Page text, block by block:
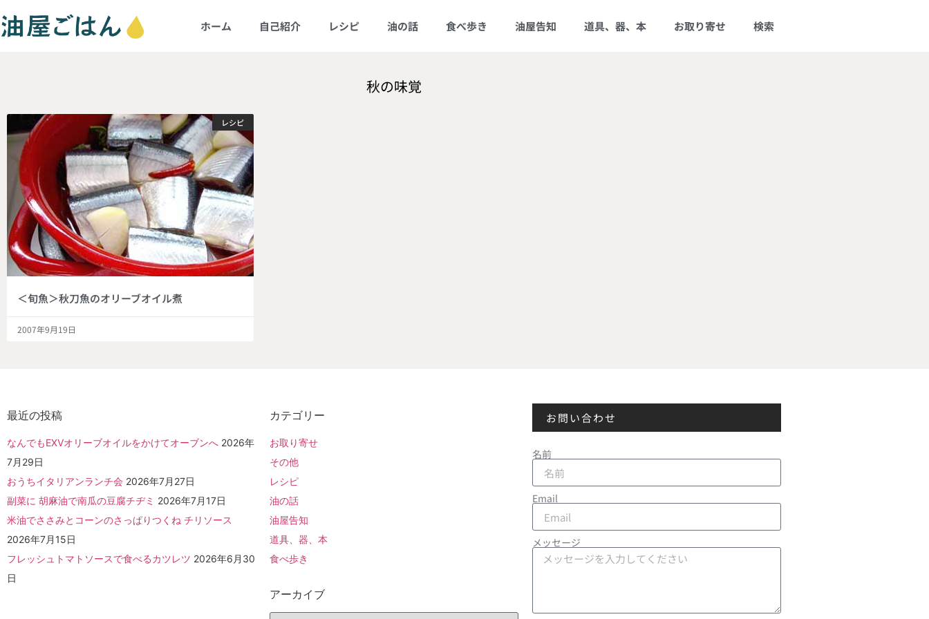
ホーム 自己紹介 レシピ 油の話 食べ歩き 油屋告知 道具、器、本 お取り寄せ 検索
秋の味覚
レシピ
＜旬魚＞秋刀魚のオリーブオイル煮
2007年9月19日
最近の投稿
なんでもEXVオリーブオイルをかけてオーブンへ 2026年
7月29日
おうちイタリアンランチ会 2026年7月27日
副菜に 胡麻油で南瓜の豆腐チヂミ 2026年7月17日
米油でささみとコーンのさっぱりつくね チリソース
2026年7月15日
フレッシュトマトソースで食べるカツレツ 2026年6月30
日
カテゴリー
お取り寄せ
その他
レシピ
油の話
油屋告知
道具、器、本
食べ歩き
アーカイブ
お問い合わせ
名前
Email
メッセージ